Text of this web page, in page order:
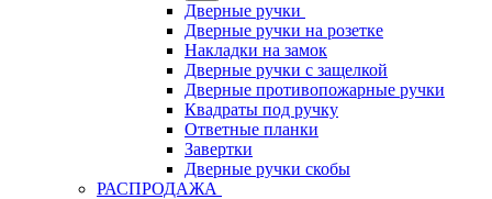
Дверные ручки
Дверные ручки на розетке
Накладки на замок
Дверные ручки с защелкой
Дверные противопожарные ручки
Квадраты под ручку
Ответные планки
Завертки
Дверные ручки скобы
РАСПРОДАЖА